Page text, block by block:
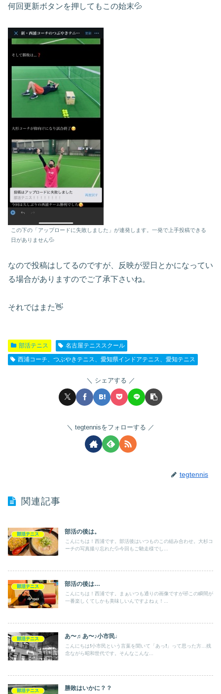
何回更新ボタンを押してもこの始末💦
この下の「アップロードに失敗しました」が連発します。一発で上手投稿できる
日がありません💦
なので投稿はしてるのですが、反映が翌日とかになってい
る場合がありますのでご了承下さいね。
それではまた👋
部活テニス
名古屋テニススクール
西浦コーチ、つぶやきテニス、愛知県インドアテニス、愛知テニス
シェアする
tegtennisをフォローする
tegtennis
関連記事
部活テニス 部活の後は。
こんにちは！西浦です。部活後はいつものこの組み合わせ。大杉コ
ーチの写真撮り忘れた💦今回もご馳走様でし...
部活テニス 部活の後は…
こんにちは！西浦です。まぁいつも通りの画像ですが🤣この瞬間が
一番楽しくてしかも美味しいんですよねぇ！...
部活テニス あ〜♬あ〜♪小市民♩
こんにちは❗️小市民という言葉を聞いて「あっ❗️」って思った方…残
念ながら昭和世代です。そんなこんな...
部活テニス 勝敗はいかに？？